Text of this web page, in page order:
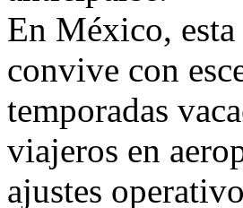
En México,
convive con
temporadas
viajeros en
ajustes